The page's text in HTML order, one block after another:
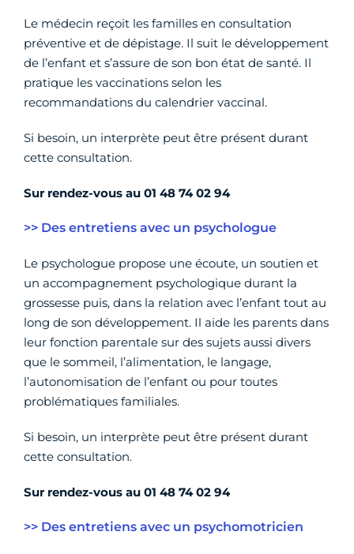
Le médecin reçoit les familles en consultation
préventive et de dépistage. Il suit le développement
de l’enfant et s’assure de son bon état de santé. Il
pratique les vaccinations selon les
recommandations du calendrier vaccinal.
Si besoin, un interprète peut être présent durant
cette consultation.
Sur rendez-vous au 01 48 74 02 94
>> Des entretiens avec un psychologue
Le psychologue propose une écoute, un soutien et
un accompagnement psychologique durant la
grossesse puis, dans la relation avec l’enfant tout au
long de son développement. Il aide les parents dans
leur fonction parentale sur des sujets aussi divers
que le sommeil, l’alimentation, le langage,
l’autonomisation de l’enfant ou pour toutes
problématiques familiales.
Si besoin, un interprète peut être présent durant
cette consultation.
Sur rendez-vous au 01 48 74 02 94
>> Des entretiens avec un psychomotricien